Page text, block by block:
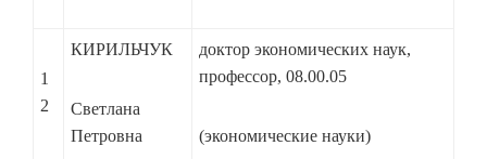
1
2
КИРИЛЬЧУК
Светлана
Петровна
доктор экономических наук,
профессор, 08.00.05
(экономические науки)